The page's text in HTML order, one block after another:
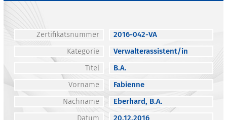
Zertifikatsnummer
2016-042-VA
Kategorie
Verwalterassistent/in
Titel
B.A.
Vorname
Fabienne
Nachname
Eberhard, B.A.
Datum
20.12.2016